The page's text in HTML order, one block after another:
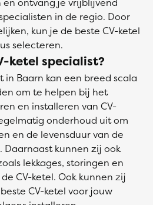
in de regio. Door
kun je de beste CV-ketel
selecteren.
ketel specialist?
in Baarn kan een breed scala
om te helpen bij het
en installeren van CV-
onderhoud uit om
en de levensduur van de
Daarnaast kunnen zij ook
lekkages, storingen en
CV-ketel. Ook kunnen zij
CV-ketel voor jouw